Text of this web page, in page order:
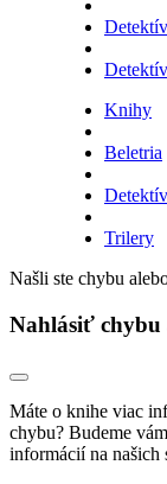
Knihy
Beletria
Trilery
Našli ste chybu
Nahlásiť chybu
Máte o knihe viac
chybu? Budeme
informácií na našich